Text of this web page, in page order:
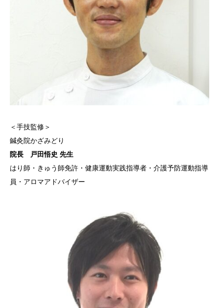
＜手技監修＞
鍼灸院かざみどり
院長 戸田悟史 先生
はり師・きゅう師免許・健康運動実践指導者・介護予防運動指導
員・アロマアドバイザー